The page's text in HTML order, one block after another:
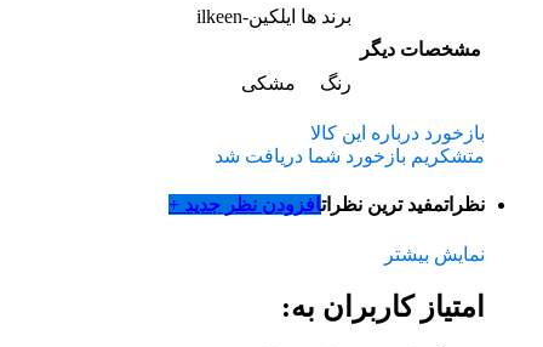
مشخصات دیگر
برند ها ایلکین-ilkeen
رنگ مشکی
بازخورد درباره این کالا
متشکریم بازخورد شما دریافت شد
نظراتمفید ترین نظراتافزودن نظر جدید +
نمایش بیشتر
امتیاز کاربران به: